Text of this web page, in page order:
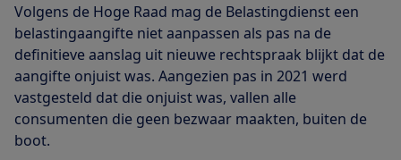
Volgens de Hoge Raad mag de Belastingdienst een
belastingaangifte niet aanpassen als pas na de
definitieve aanslag uit nieuwe rechtspraak blijkt dat de
aangifte onjuist was. Aangezien pas in 2021 werd
vastgesteld dat die onjuist was, vallen alle
consumenten die geen bezwaar maakten, buiten de
boot.